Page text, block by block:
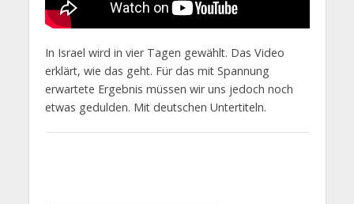
In Israel wird in vier Tagen gewählt. Das Video
erklärt, wie das geht. Für das mit Spannung
erwartete Ergebnis müssen wir uns jedoch noch
etwas gedulden. Mit deutschen Untertiteln.